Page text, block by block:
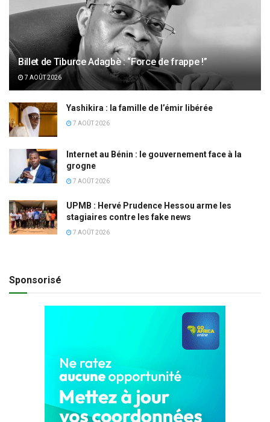
Billet de Tiburce Adagbè : “Force de frappe !”
7 AOÛT 2026
Yashikira : la famille de l’émir libérée
7 AOÛT 2026
Internet au Bénin : le gouvernement face à la
grogne
7 AOÛT 2026
UPMB : Hervé Prudence Hessou arme les
stagiaires contre les fake news
7 AOÛT 2026
Sponsorisé